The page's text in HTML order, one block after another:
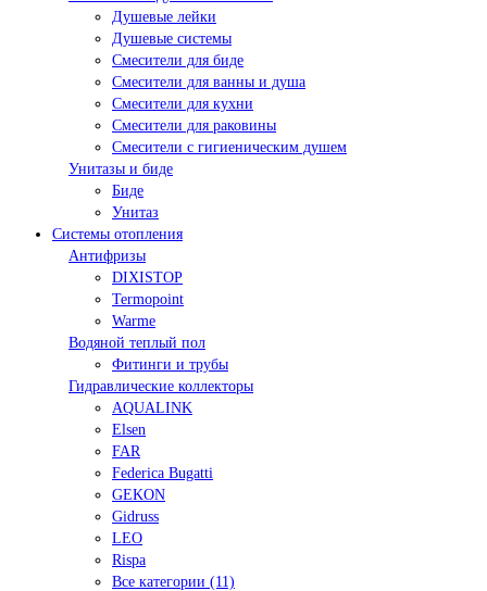
Душевые лейки
Душевые системы
Смесители для биде
Смесители для ванны и душа
Смесители для кухни
Смесители для раковины
Смесители с гигиеническим душем
Унитазы и биде
Биде
Унитаз
Системы отопления
Антифризы
DIXISTOP
Termopoint
Warme
Водяной теплый пол
Фитинги и трубы
Гидравлические коллекторы
AQUALINK
Elsen
FAR
Federica Bugatti
GEKON
Gidruss
LEO
Rispa
Все категории (11)